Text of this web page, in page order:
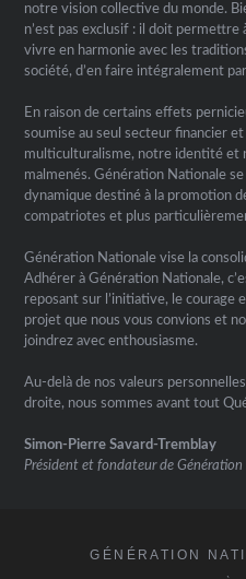
notre vision collective du monde.
n’est pas exclusif : il doit
vivre en harmonie avec les
société, d’en faire intégralement
En raison de certains effets
soumise au seul secteur financier
multiculturalisme, notre identité
malmenés. Génération Nationale
dynamique destiné à la promotion
compatriotes et plus
Génération Nationale vise la
Adhérer à Génération Nationale,
reposant sur l’initiative, le courage
projet que nous vous convions et
joindrez avec enthousiasme.
Au-delà de nos valeurs
droite, nous sommes avant tout
Simon-Pierre Savard-Tremblay
Président et fondateur de
GÉNÉRATION